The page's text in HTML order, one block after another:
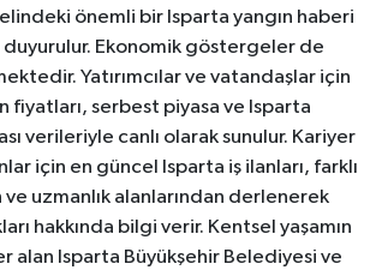
önemli bir Isparta yangın haberi
Ekonomik göstergeler de
Yatırımcılar ve vatandaşlar için
fiyatları, serbest piyasa ve Isparta
verileriyle canlı olarak sunulur. Kariyer
için en güncel Isparta iş ilanları, farklı
uzmanlık alanlarından derlenerek
hakkında bilgi verir. Kentsel yaşamın
alan Isparta Büyükşehir Belediyesi ve